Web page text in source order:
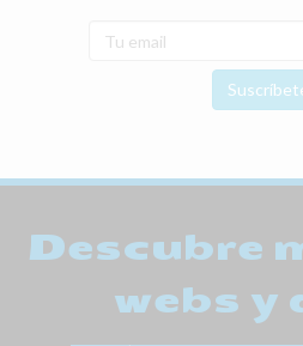
Descubre
webs y